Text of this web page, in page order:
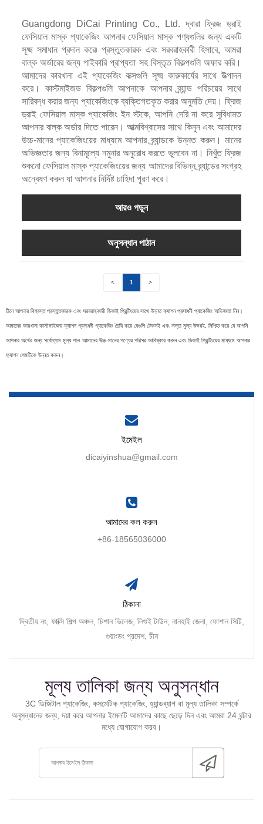
Guangdong DiCai Printing Co., Ltd. দ্বারা ফ্রিজ ড্রাই
ফেসিয়াল মাস্ক প্যাকেজিং আপনার ফেসিয়াল মাস্ক পণ্যগুলির জন্য একটি
সূক্ষ্ম সমাধান প্রদান করে৷ প্রস্তুতকারক এবং সরবরাহকারী হিসাবে, আমরা
বাল্ক অর্ডারের জন্য পাইকারি প্রাপ্যতা সহ বিস্তৃত বিকল্পগুলি অফার করি।
আমাদের কারখানা এই প্যাকেজিং বাক্সগুলি সূক্ষ্ম কারুকার্যের সাথে উত্পাদন
করে। কাস্টমাইজড বিকল্পগুলি আপনাকে আপনার ব্র্যান্ড পরিচয়ের সাথে
সারিবদ্ধ করার জন্য প্যাকেজিংকে ব্যক্তিগতকৃত করার অনুমতি দেয়। ফ্রিজ
ড্রাই ফেসিয়াল মাস্ক প্যাকেজিং ইন স্টকে, আপনি দেরি না করে সুবিধামত
আপনার বাল্ক অর্ডার দিতে পারেন। আত্মবিশ্বাসের সাথে কিনুন এবং আমাদের
উচ্চ-মানের প্যাকেজিংয়ের মাধ্যমে আপনার ব্র্যান্ডকে উন্নত করুন। মানের
অভিজ্ঞতার জন্য বিনামূল্যে নমুনার অনুরোধ করতে ভুলবেন না। নিখুঁত ফ্রিজ
শুকনো ফেসিয়াল মাস্ক প্যাকেজিংয়ের জন্য আমাদের বিভিন্ন ব্র্যান্ডের সংগ্রহ
অন্বেষণ করুন যা আপনার নির্দিষ্ট চাহিদা পূরণ করে।
আরও পড়ুন
অনুসন্ধান পাঠান
< 1 >
চীনে আপনার বিশ্বস্ত প্রস্তুতকারক এবং সরবরাহকারী ডিকাই প্রিন্টিংয়ের সাথে উন্নত ফ্যাশন প্রসাধনী প্যাকেজিং অভিজ্ঞতা নিন।
আমাদের কারখানা কাস্টমাইজড ফ্যাশন প্রসাধনী প্যাকেজিং তৈরি করে যেগুলি টেকসই এবং সস্তা মূল্য উভয়ই, নিশ্চিত করে যে আপনি
আপনার অর্থের জন্য সর্বোত্তম মূল্য পান৷ আমাদের উচ্চ-মানের পণ্যের পরিসর আবিষ্কার করুন এবং ডিকাই প্রিন্টিংয়ের মাধ্যমে আপনার
ফ্যাশন গেমটিকে উন্নত করুন।
ইমেইল
dicaiyinshua@gmail.com
আমাদের কল করুন
+86-18565036000
ঠিকানা
দ্বিতীয় নং, ফাক্সি শিল্প অঞ্চল, চিশান ভিলেজ, লিশুই টাউন, নানহাই জেলা, ফোশান সিটি,
গুয়াংডং প্রদেশ, চীন
মূল্য তালিকা জন্য অনুসন্ধান
3C ডিজিটাল প্যাকেজিং, কসমেটিক প্যাকেজিং, হ্যান্ডব্যাগ বা মূল্য তালিকা সম্পর্কে
অনুসন্ধানের জন্য, দয়া করে আপনার ইমেলটি আমাদের কাছে ছেড়ে দিন এবং আমরা 24 ঘন্টার
মধ্যে যোগাযোগ করব।